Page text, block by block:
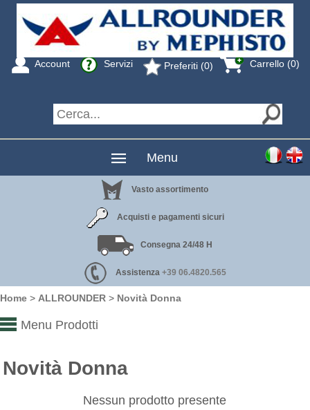
Carrello (0)
Preferiti (0)
Servizi
Account
Menu
Vasto assortimento
Acquisti e pagamenti sicuri
Consegna 24/48 H
Assistenza +39 06.4820.565
Home > ALLROUNDER > Novità Donna
Menu Prodotti
Novità Donna
Nessun prodotto presente